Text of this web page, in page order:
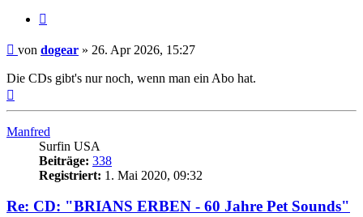
Beitrag
von dogear » 26. Apr 2026, 15:27
Die CDs gibt's nur noch, wenn man ein Abo hat.
Manfred
Surfin USA
Beiträge: 338
Registriert: 1. Mai 2020, 09:32
Re: CD: "BRIANS ERBEN - 60 Jahre Pet Sounds"